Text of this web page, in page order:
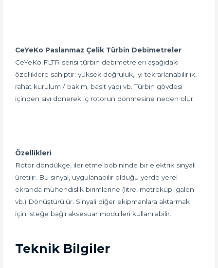
CeYeKo Paslanmaz Çelik Türbin Debimetreler
CeYeKo FLTR serisi türbin debimetreleri aşağıdaki
özelliklere sahiptir: yüksek doğruluk, iyi tekrarlanabilirlik,
rahat kurulum / bakım, basit yapı vb. Türbin gövdesi
içinden sıvı dönerek iç rotorun dönmesine neden olur.
Özellikleri
Rotor döndükçe, ilerletme bobininde bir elektrik sinyali
üretilir. Bu sinyal, uygulanabilir olduğu yerde yerel
ekranda mühendislik birimlerine (litre, metreküp, galon
vb.) Dönüştürülür. Sinyali diğer ekipmanlara aktarmak
için isteğe bağlı aksesuar modülleri kullanılabilir.
Teknik Bilgiler